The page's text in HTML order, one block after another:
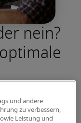
nein?
und andere
zu verbessern,
Leistung und